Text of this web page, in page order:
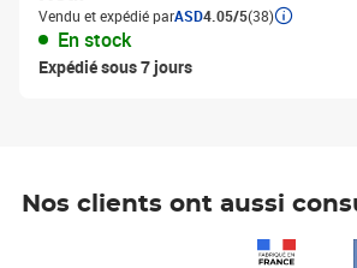
Vendu et expédié parASD4.05/5(38)
En stock
Expédié sous 7 jours
Nos clients ont aussi
Prix